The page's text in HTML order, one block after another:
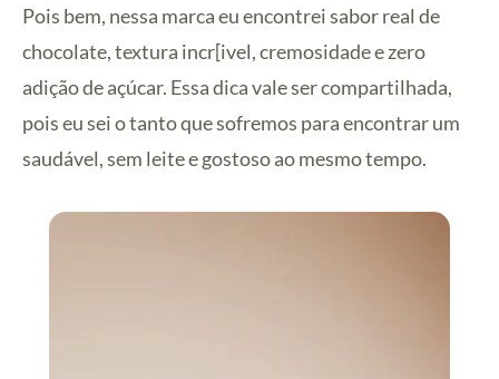
Pois bem, nessa marca eu encontrei sabor real de
chocolate, textura incr[ivel, cremosidade e zero
adição de açúcar. Essa dica vale ser compartilhada,
pois eu sei o tanto que sofremos para encontrar um
saudável, sem leite e gostoso ao mesmo tempo.